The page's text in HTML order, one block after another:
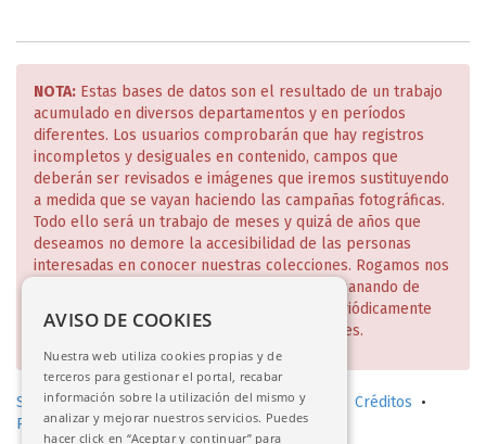
NOTA: Estas bases de datos son el resultado de un trabajo
acumulado en diversos departamentos y en períodos
diferentes. Los usuarios comprobarán que hay registros
incompletos y desiguales en contenido, campos que
deberán ser revisados e imágenes que iremos sustituyendo
a medida que se vayan haciendo las campañas fotográficas.
Todo ello será un trabajo de meses y quizá de años que
deseamos no demore la accesibilidad de las personas
interesadas en conocer nuestras colecciones. Rogamos nos
disculpen estas deficiencias que iremos subsanando de
manera escalonada y de lo cual daremos periódicamente
cuenta en nuestra página web y redes sociales.
Solicitud de consulta en sala (investigadores) Créditos •
Política de privacidad•Aviso legal
AVISO DE COOKIES
Nuestra web utiliza cookies propias y de
terceros para gestionar el portal, recabar
información sobre la utilización del mismo y
analizar y mejorar nuestros servicios. Puedes
hacer click en “Aceptar y continuar” para